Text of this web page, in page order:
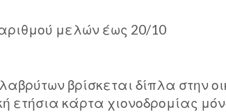
μελών έως 20/10
βρίσκεται δίπλα στην
ετήσια κάρτα χιονοδρομίας